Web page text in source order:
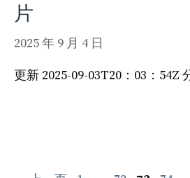
片
2025 年 9 月 4 日
更新 2025-09-03T20：03：54Z